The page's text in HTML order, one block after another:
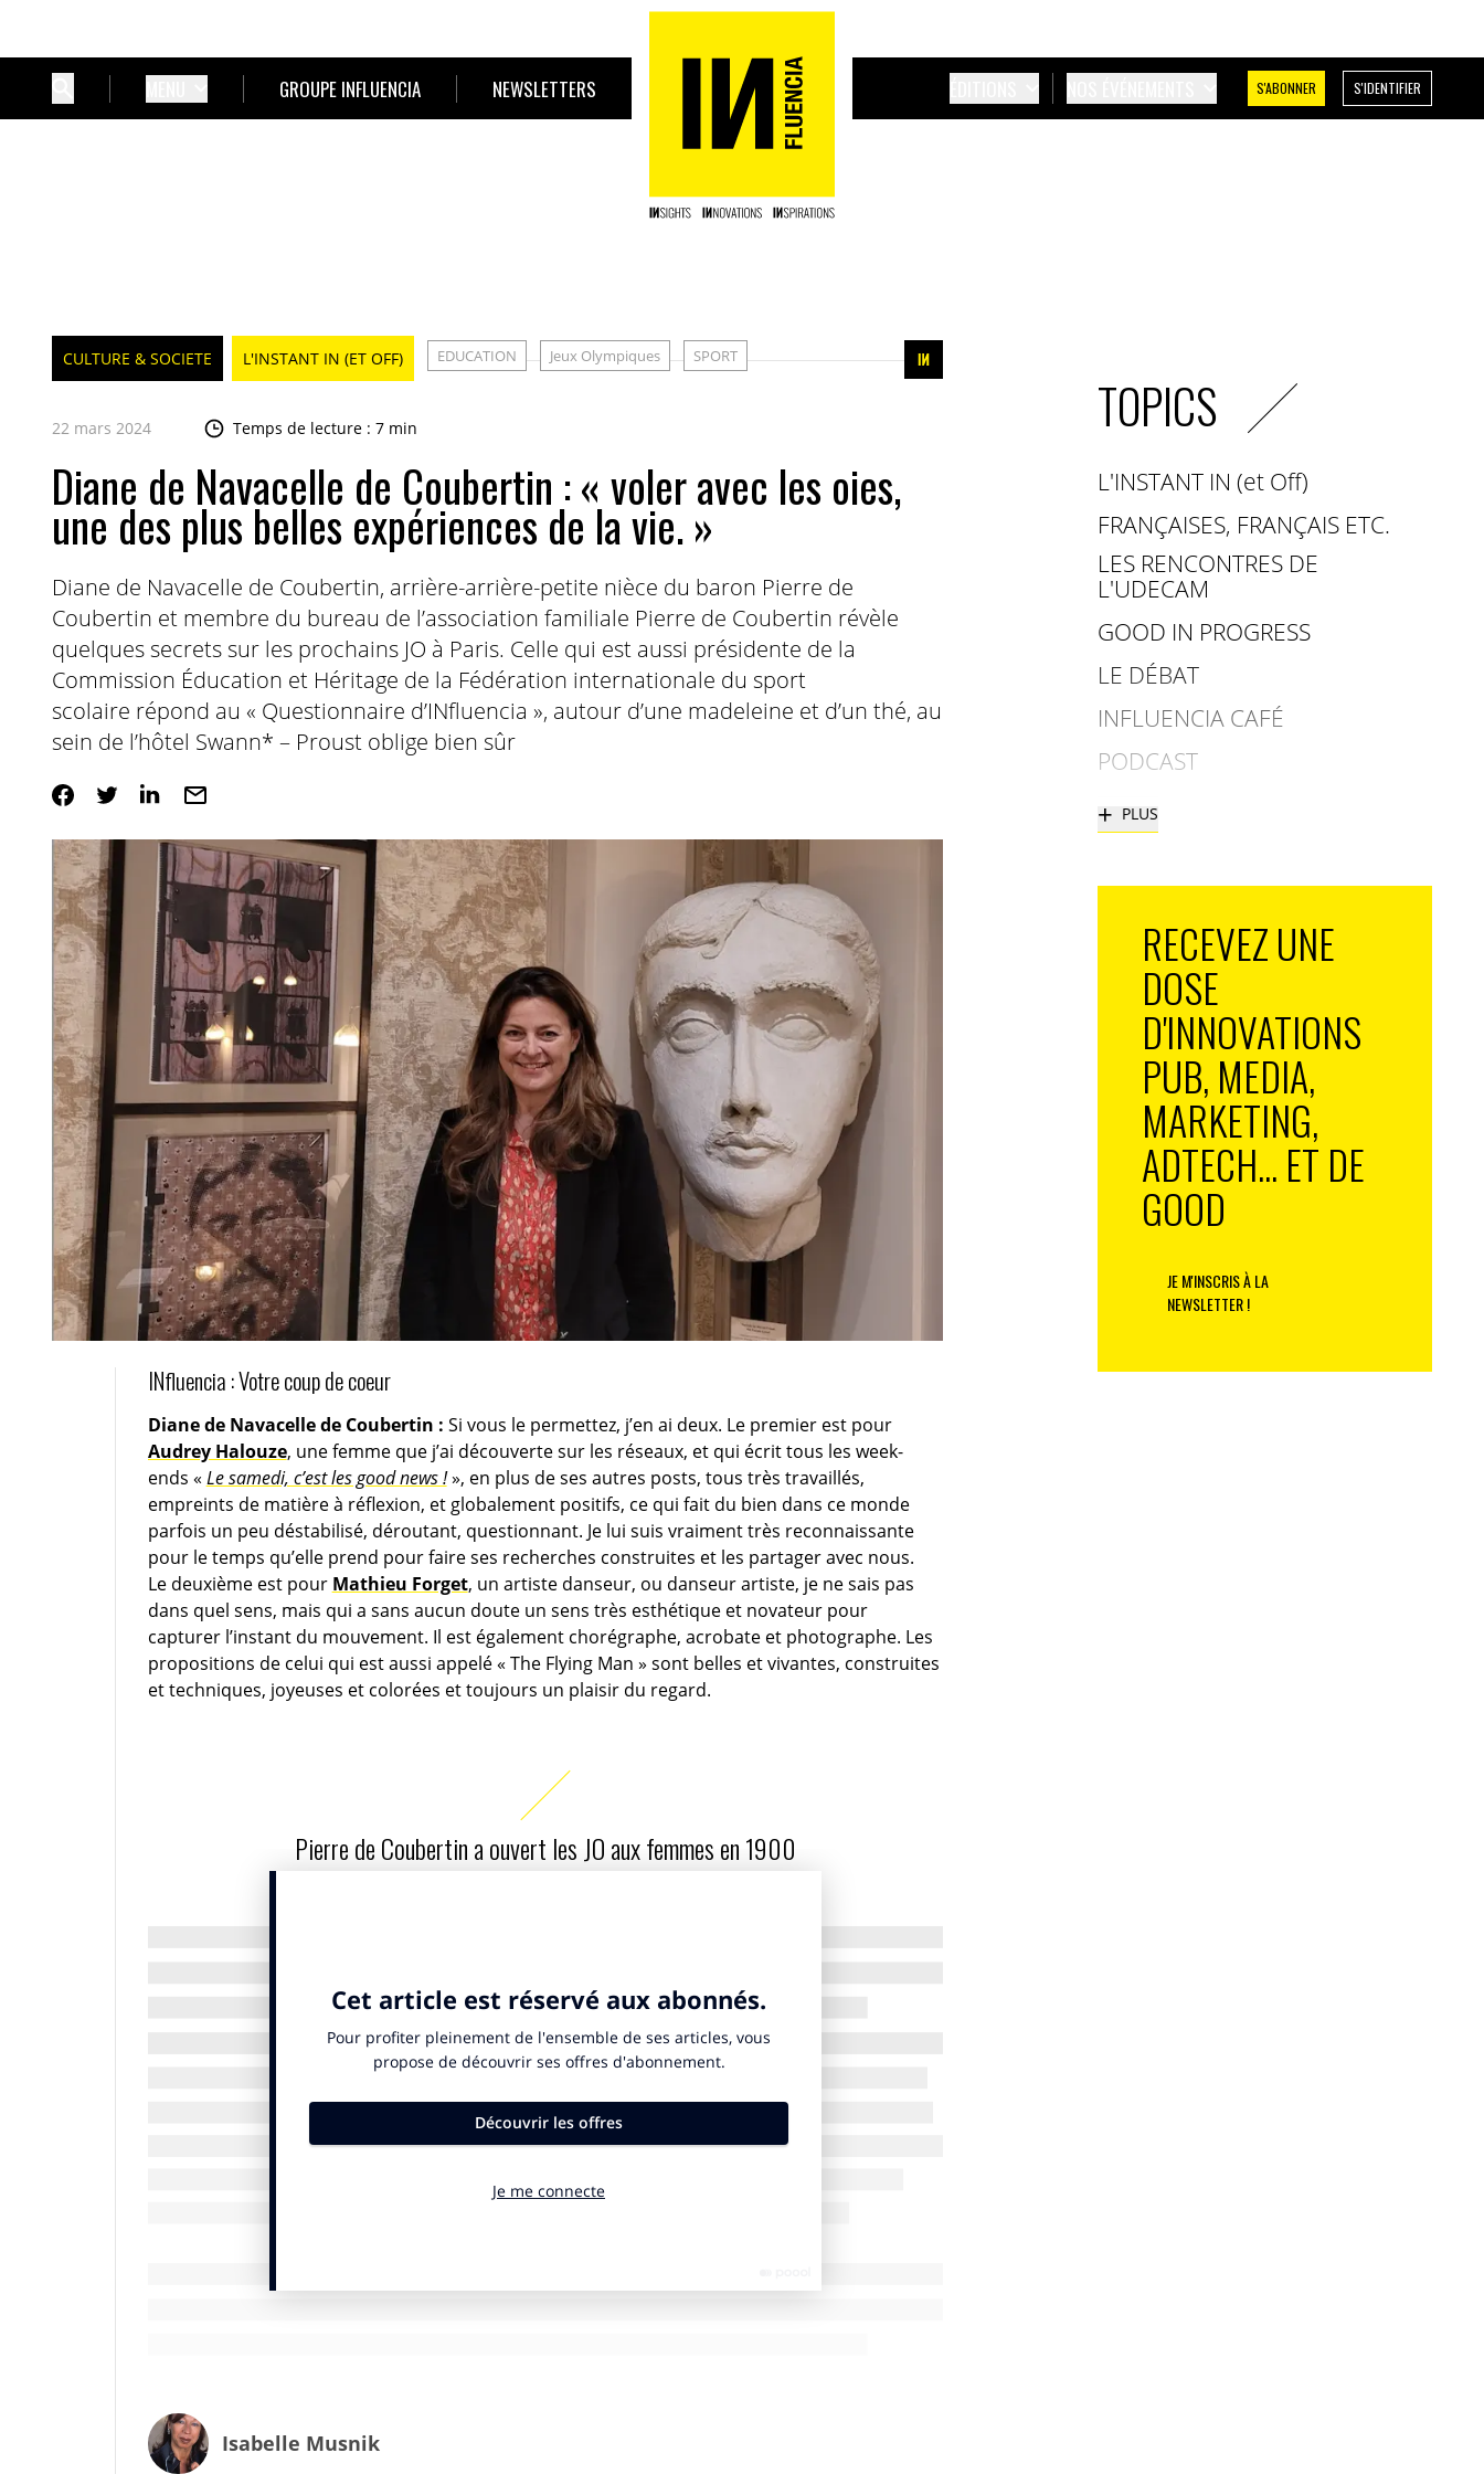
GROUPE INFLUENCIA NEWSLETTERS S'ABONNER S'IDENTIFIER
CULTURE & SOCIETE L'INSTANT IN (ET OFF) EDUCATION Jeux Olympiques SPORT
22 mars 2024 Temps de lecture : 7 min
Diane de Navacelle de Coubertin : « voler avec les oies,
une des plus belles expériences de la vie. »
Diane de Navacelle de Coubertin, arrière-arrière-petite nièce du baron Pierre de
Coubertin et membre du bureau de l’association familiale Pierre de Coubertin révèle
quelques secrets sur les prochains JO à Paris. Celle qui est aussi présidente de la
Commission Éducation et Héritage de la Fédération internationale du sport
scolaire répond au « Questionnaire d’INfluencia », autour d’une madeleine et d’un thé, au
sein de l’hôtel Swann* – Proust oblige bien sûr
INfluencia : Votre coup de coeur
Diane de Navacelle de Coubertin : Si vous le permettez, j’en ai deux. Le premier est pour
Audrey Halouze, une femme que j’ai découverte sur les réseaux, et qui écrit tous les week-
ends « Le samedi, c’est les good news !», en plus de ses autres posts, tous très travaillés,
empreints de matière à réflexion, et globalement positifs, ce qui fait du bien dans ce monde
parfois un peu déstabilisé, déroutant, questionnant. Je lui suis vraiment très reconnaissante
pour le temps qu’elle prend pour faire ses recherches construites et les partager avec nous.
Le deuxième est pour Mathieu Forget, un artiste danseur, ou danseur artiste, je ne sais pas
dans quel sens, mais qui a sans aucun doute un sens très esthétique et novateur pour
capturer l’instant du mouvement. Il est également chorégraphe, acrobate et photographe. Les
propositions de celui qui est aussi appelé « The Flying Man » sont belles et vivantes, construites
et techniques, joyeuses et colorées et toujours un plaisir du regard.
Pierre de Coubertin a ouvert les JO aux femmes en 1900
C’est d’entendre dire à la télévision ou dans la presse que c’est grâce à
les femmes ont été admises aux Jeux Olympiques en 1922. Or elles l’ont été bien avant ! On
Pierre de Coubertinsur le sujet des femmes parce qu’on ne retient que
une résonance tout autre et sont forcément choquantes. Mais c’est lui qui a
ouvert en 1900 à
Paris les JO à 22 femmes, dont des Françaises, dès la deuxième olympiade. Et l’Anglaise
double. Sous sa présidence, le nombre de femmes présentes aux JO a été multiplié par 6, ce qui
Donc mon coup de gueule, il consiste premièrement à remettre les choses à leur place, dire
C’est un mensonge. Elle voulait créer les jeux Olympiques féminins. Pierre et le
interdire d’utiliser le terme olympique parce que les femmes étaient déjà présentes aux JO et
Isabelle Musnik
TOPICS
L'INSTANT IN (et Off)
FRANÇAISES, FRANÇAIS ETC.
LES RENCONTRES DE
L'UDECAM
GOOD IN PROGRESS
LE DÉBAT
INFLUENCIA CAFÉ
PODCAST
+ PLUS
RECEVEZ UNE
DOSE
D'INNOVATIONS
PUB, MEDIA,
MARKETING,
ADTECH... ET DE
GOOD
JE M'INSCRIS À LA
NEWSLETTER !